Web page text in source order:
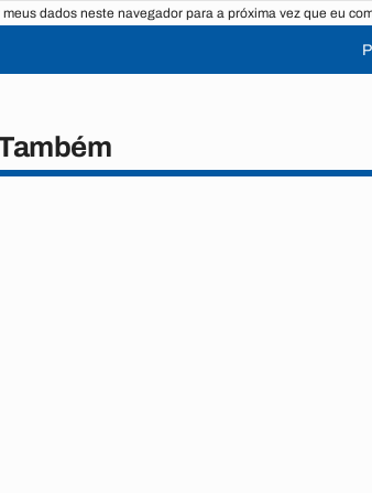
meus dados neste navegador para a próxima vez que eu